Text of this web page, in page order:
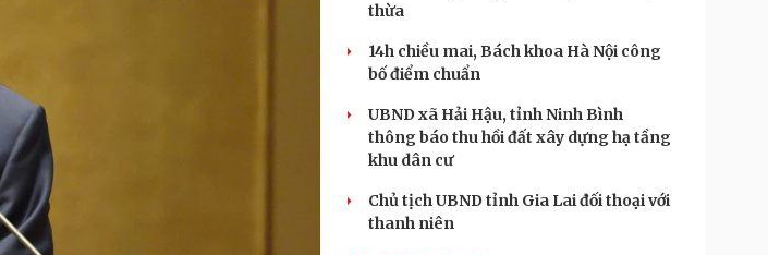
thừa
14h chiều mai, Bách khoa Hà Nội công
bố điểm chuẩn
UBND xã Hải Hậu, tỉnh Ninh Bình
thông báo thu hồi đất xây dựng hạ tầng
khu dân cư
Chủ tịch UBND tỉnh Gia Lai đối thoại với
thanh niên